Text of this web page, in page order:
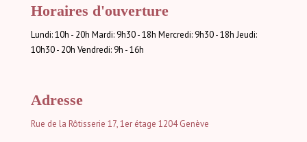
Horaires d'ouverture
Lundi: 10h - 20h Mardi: 9h30 - 18h Mercredi: 9h30 - 18h Jeudi:
10h30 - 20h Vendredi: 9h - 16h
Adresse
Rue de la Rôtisserie 17, 1er étage 1204 Genève